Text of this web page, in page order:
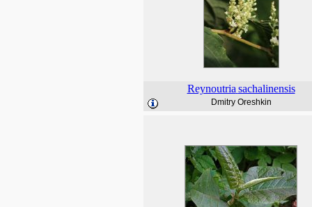
Reynoutria sachalinensis
Dmitry Oreshkin